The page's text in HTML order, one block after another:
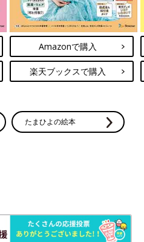
Amazonで購入
楽天ブックスで購入
たまひよの絵本